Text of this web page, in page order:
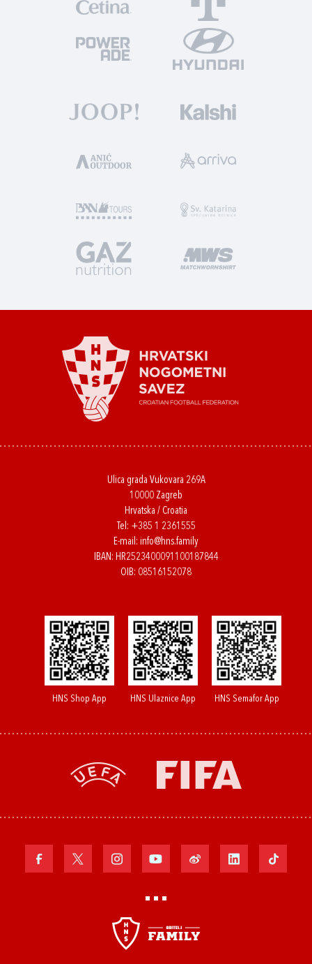
Ulica grada Vukovara 269A
10000 Zagreb
Hrvatska / Croatia
Tel: +385 1 2361555
E-mail: info@hns.family
IBAN: HR2523400091100187844
OIB: 08516152078
HNS Shop App HNS Ulaznice App HNS Semafor App